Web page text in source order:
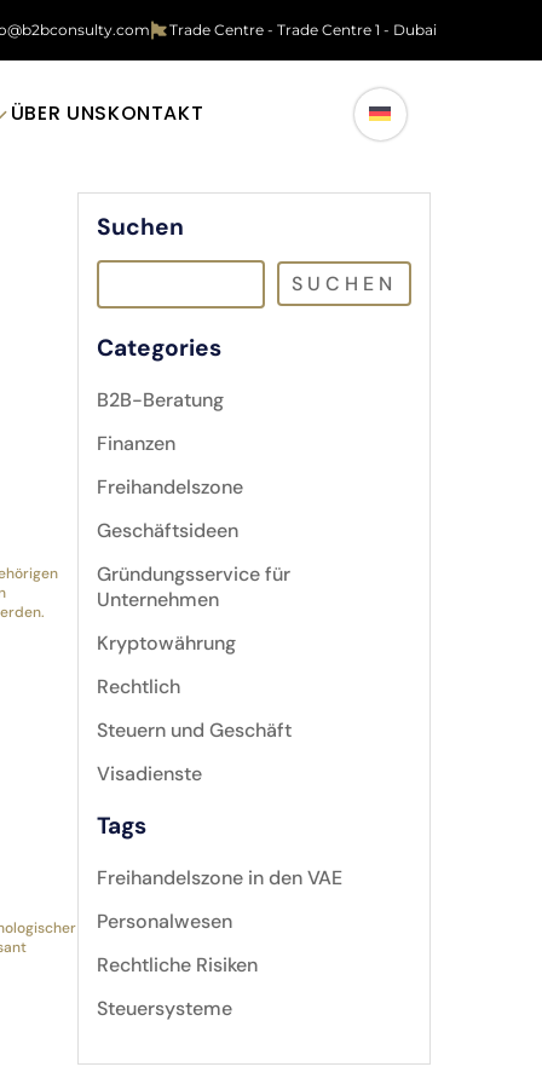
Trade Centre - Trade Centre 1 - Dubai
ÜBER UNSKONTAKT
Suchen
SUCHEN
Categories
B2B-Beratung
Finanzen
Freihandelszone
Geschäftsideen
Gründungsservice für
Unternehmen
Kryptowährung
Rechtlich
Steuern und Geschäft
Visadienste
Tags
Freihandelszone in den VAE
Personalwesen
Rechtliche Risiken
Steuersysteme